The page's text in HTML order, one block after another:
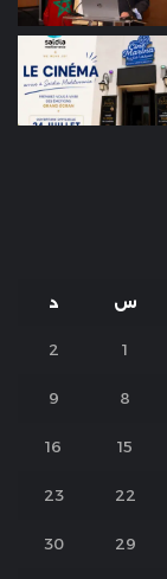
س د
1
2
8
9
15
16
22
23
29
30